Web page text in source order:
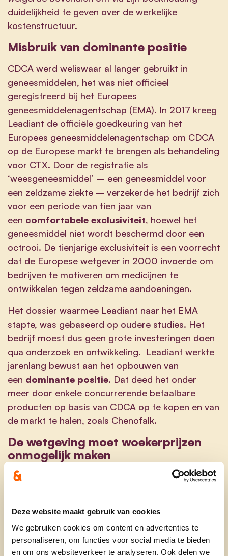
Deze website maakt gebruik van cookies
We gebruiken cookies om content en advertenties te
personaliseren, om functies voor social media te bieden
en om ons websiteverkeer te analyseren. Ook delen we
duidelijkheid te geven over de werkelijke
kostenstructuur.
Misbruik van dominante positie
CDCA werd weliswaar al langer gebruikt in
geneesmiddelen, het was niet officieel
geregistreerd bij het Europees
geneesmiddelenagentschap (EMA). In 2017 kreeg
Leadiant de officiële goedkeuring van het
Europees geneesmiddelenagentschap om CDCA
op de Europese markt te brengen als behandeling
voor CTX. Door de registratie als
‘weesgeneesmiddel’ – een geneesmiddel voor
een zeldzame ziekte – verzekerde het bedrijf zich
voor een periode van tien jaar van
een comfortabele exclusiviteit, hoewel het
geneesmiddel niet wordt beschermd door een
octrooi. De tienjarige exclusiviteit is een voorrecht
dat de Europese wetgever in 2000 invoerde om
bedrijven te motiveren om medicijnen te
ontwikkelen tegen zeldzame aandoeningen.
Het dossier waarmee Leadiant naar het EMA
stapte, was gebaseerd op oudere studies. Het
bedrijf moest dus geen grote investeringen doen
qua onderzoek en ontwikkeling. Leadiant werkte
jarenlang bewust aan het opbouwen van
een dominante positie. Dat deed het onder
meer door enkele concurrerende betaalbare
producten op basis van CDCA op te kopen en van
de markt te halen, zoals Chenofalk.
De wetgeving moet woekerprijzen
onmogelijk maken
Minister Beke
maakt nu gebruik van zijn injunctierecht bij de
Belgische Mededingingsautoriteit (BMA), om de
Leadiant-casus prioritair te laten onderzoeken op